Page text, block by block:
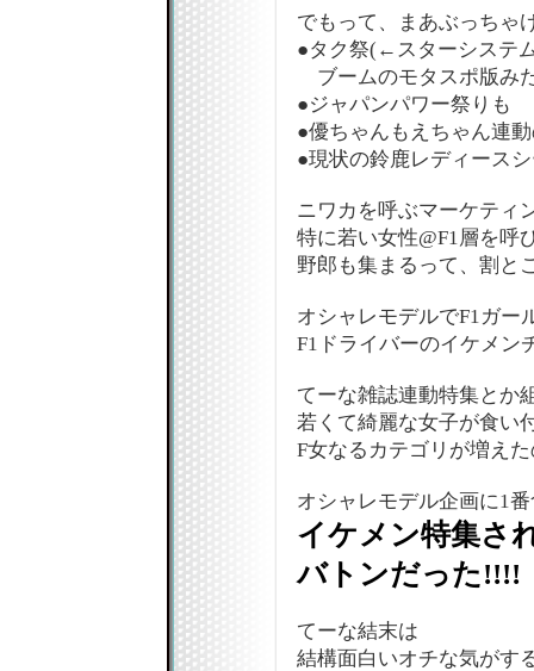
でもって、まあぶっちゃ
●タク祭(←スターシステ
ブームのモタスポ版み
●ジャパンパワー祭りも
●優ちゃんもえちゃん連
●現状の鈴鹿レディース
ニワカを呼ぶマーケティ
特に若い女性@F1層を呼
野郎も集まるって、割と
オシャレモデルでF1ガ
F1ドライバーのイケメン
てーな雑誌連動特集とか
若くて綺麗な女子が食い
F女なるカテゴリが増え
オシャレモデル企画に1
イケメン特集さ
バトンだった!!!!
てーな結末は
結構面白いオチな気がす